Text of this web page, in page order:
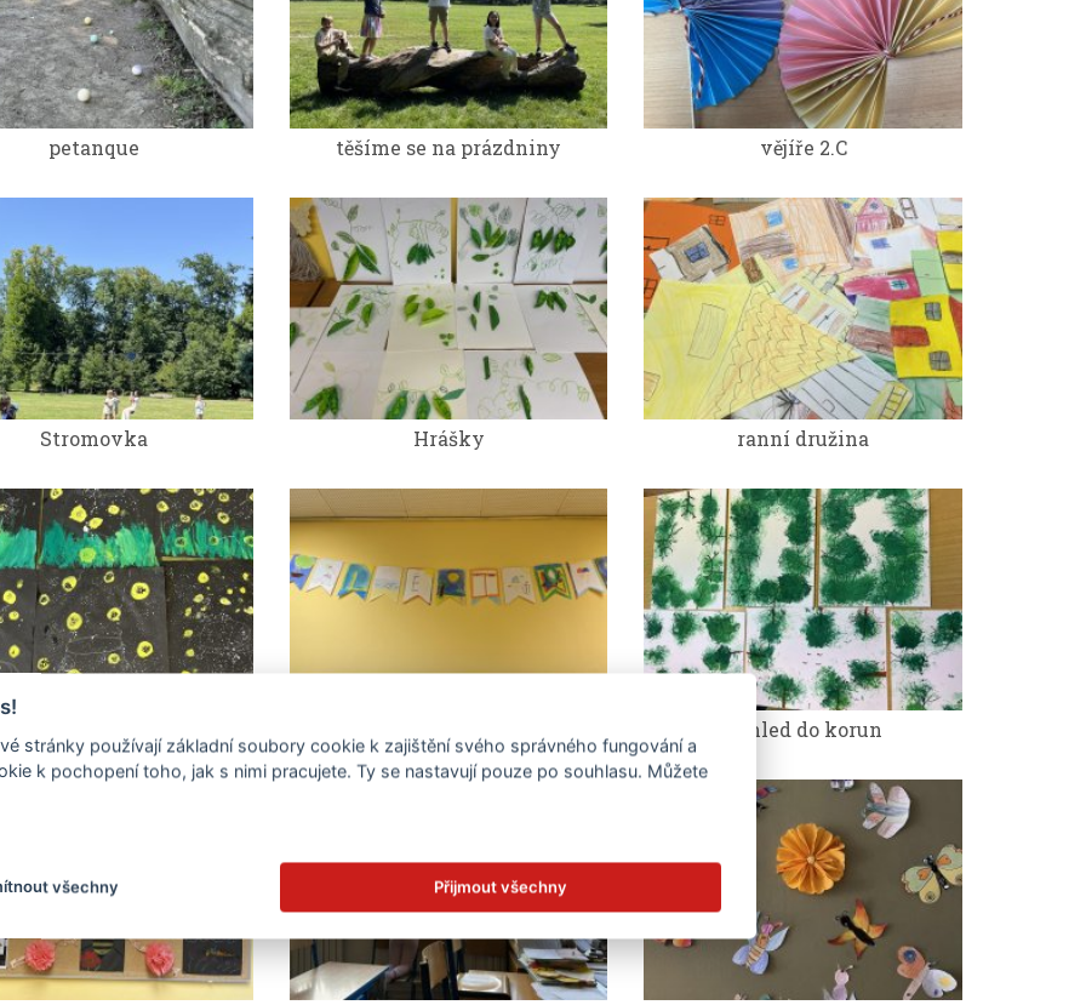
petanque těšíme se na prázdniny vějíře 2.C
Stromovka Hrášky ranní družina
pohled do korun
stránky používají základní soubory cookie k zajištění svého správného fungování a
k pochopení toho, jak s nimi pracujete. Ty se nastavují pouze po souhlasu. Můžete
všechny Přijmout všechny